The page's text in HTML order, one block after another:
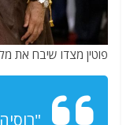
פוטין מצדו שיבח את